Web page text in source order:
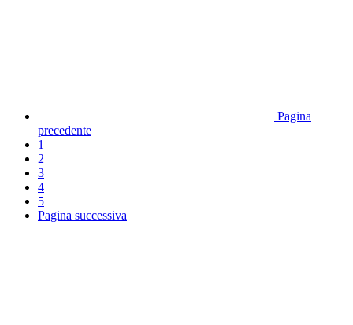
Pagina
precedente
1
2
3
4
5
Pagina successiva